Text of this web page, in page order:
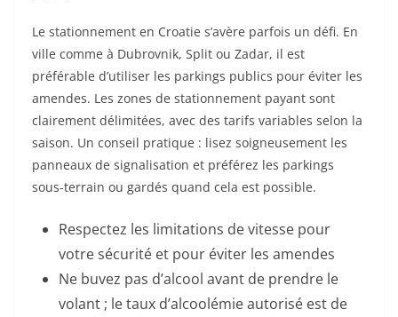
Le stationnement en Croatie s’avère parfois un défi. En
ville comme à Dubrovnik, Split ou Zadar, il est
préférable d’utiliser les parkings publics pour éviter les
amendes. Les zones de stationnement payant sont
clairement délimitées, avec des tarifs variables selon la
saison. Un conseil pratique : lisez soigneusement les
panneaux de signalisation et préférez les parkings
sous-terrain ou gardés quand cela est possible.
Respectez les limitations de vitesse pour
votre sécurité et pour éviter les amendes
Ne buvez pas d’alcool avant de prendre le
volant ; le taux d’alcoolémie autorisé est de